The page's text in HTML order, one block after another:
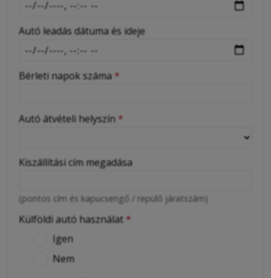
Autó leadás dátuma és ideje
Bérleti napok száma *
Autó átvételi helyszín *
Kiszállítási cím megadása
(pontos cím és kapucsengő / repülő járatszám)
Külföldi autó használat *
Igen
Nem